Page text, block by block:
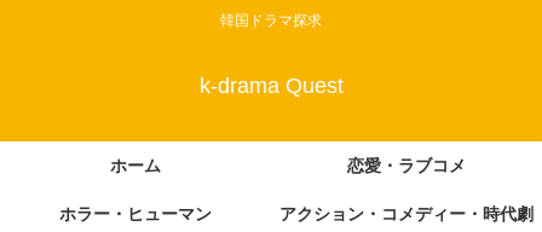
韓国ドラマ探求
k-drama Quest
ホーム 恋愛・ラブコメ
ホラー・ヒューマン アクション・コメディー・時代劇